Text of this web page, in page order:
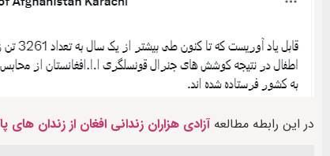
در این رابطه مطالعه آزادی هزاران زندانی افغان از زندان های